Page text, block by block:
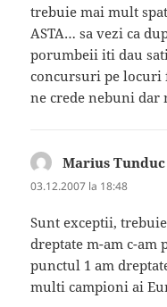
trebuie mai mult
ASTA… sa vezi ca
porumbeii iti dau
concursuri pe locuri
ne crede nebuni dar
Marius Tunduc
03.12.2007 la 18:48
Sunt exceptii,
dreptate m-am c-
punctul 1 am
multi campioni ai